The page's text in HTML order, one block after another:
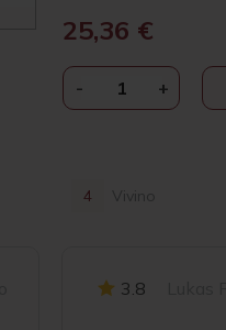
25,36 €
-NIN-
ORTIZ
2023
+
4 Vivino
3.8